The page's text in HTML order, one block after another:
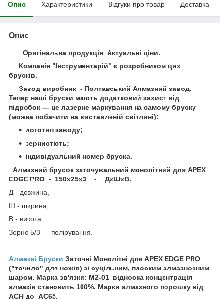
Опис Характеристики Відгуки про товар Доставка
Опис
Оригінальна продукція Актуальні ціни.
Компанія "Інструментарій" є розробником цих
брусків.
Завод виробник - Полтавський Алмазний завод.
Тепер наші бруски мають додатковий захист від
підробок — це лазерне маркування на самому бруску
(можна побачити на виставленій світлині):
логотип заводу;
зернистість;
індивідуальний номер бруска.
Алмазний брусок заточувальний монолітний для APEX
EDGE PRO - 150х25х3 - ДхШхВ.
Д - довжина,
Ш - ширина,
В - висота.
Зерно 5/3 — полірування.
Алмазні Бруски Заточні Монолітні для APEX EDGE PRO
("точило" для ножів) зі суцільним, плоским алмазносним
шаром. Марка зв'язки: М2-01, відносна концентрація
алмазів становить 100%. Марки алмазного порошку від
ACH до АС65.